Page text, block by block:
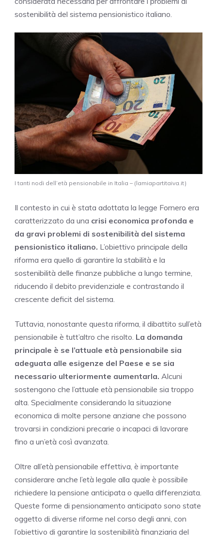
sostenibilità del sistema pensionistico italiano.
I tanti nodi dell’età pensionabile in Italia – (lamiapartitaiva.it)
Il contesto in cui è stata adottata la legge Fornero era
caratterizzato da una crisi economica profonda e
da gravi problemi di sostenibilità del sistema
pensionistico italiano. L’obiettivo principale della
riforma era quello di garantire la stabilità e la
sostenibilità delle finanze pubbliche a lungo termine,
riducendo il debito previdenziale e contrastando il
crescente deficit del sistema.
Tuttavia, nonostante questa riforma, il dibattito sull’età
pensionabile è tutt’altro che risolto. La domanda
principale è se l’attuale età pensionabile sia
adeguata alle esigenze del Paese e se sia
necessario ulteriormente aumentarla. Alcuni
sostengono che l’attuale età pensionabile sia troppo
alta. Specialmente considerando la situazione
economica di molte persone anziane che possono
trovarsi in condizioni precarie o incapaci di lavorare
fino a un’età così avanzata.
Oltre all’età pensionabile effettiva, è importante
considerare anche l’età legale alla quale è possibile
richiedere la pensione anticipata o quella differenziata.
Queste forme di pensionamento anticipato sono state
oggetto di diverse riforme nel corso degli anni, con
l’obiettivo di garantire la sostenibilità finanziaria del